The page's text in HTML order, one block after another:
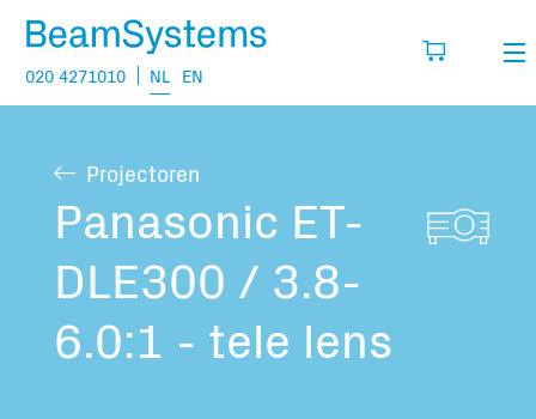
020 4271010 NL EN
Verkoop
Projecten
Vragen
Mijn wensenlijst
Vul hier de producten in die je denkt nodig
te hebben.
Projectoren
Panasonic ET-
DLE300 / 3.8-
6.0:1 - tele lens